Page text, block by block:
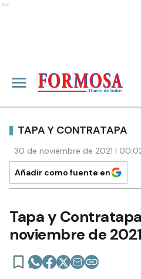
Ads
TAPA Y CONTRATAPA
30 de noviembre de 2021 |
Añadir como fuente en
Tapa y
noviembre de 2021